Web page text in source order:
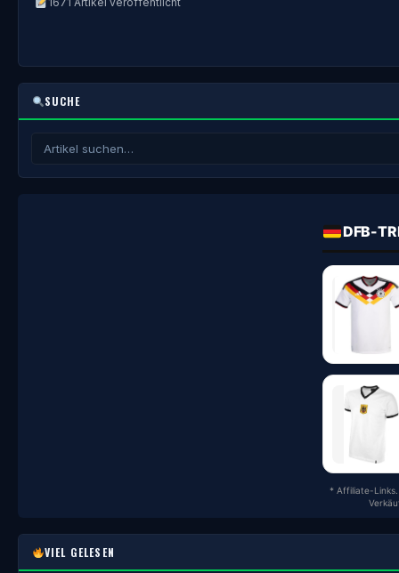
SUCHE
DFB-
* Affiliate-
VIEL GELESEN